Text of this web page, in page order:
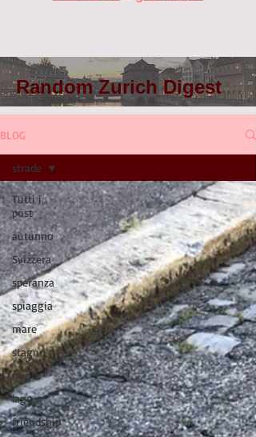
Random Zurich Digest
BLOG
Tutti i
post
autunno
Svizzera
speranza
spiaggia
mare
stagno
nuoto
lago
friendship
strade